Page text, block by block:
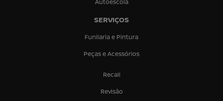
Autoescola
SERVIÇOS
Funilaria e Pintura
Peças e Acessórios
Recall
Revisão